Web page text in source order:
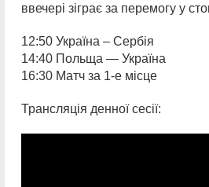
ввечері зіграє за перемогу у
12:50 Україна – Сербія
14:40 Польща — Україна
16:30 Матч за 1-е місце
Трансляція денної сесії: